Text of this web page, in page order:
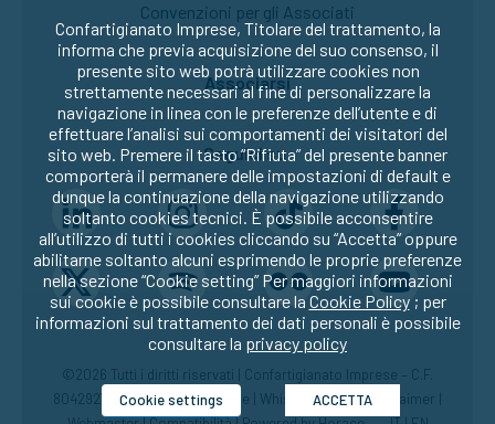
Convenzioni per gli Associati
Associarsi
Seguici su:
©2026 Tutti i diritti riservati | Confartigianato Imprese – C.F.
80429270582 |Privacy|Cookie Whistleblowing|Disclaimer
Confartigianato Imprese, Titolare del trattamento, la
informa che previa acquisizione del suo consenso, il
presente sito web potrà utilizzare cookies non
strettamente necessari al fine di personalizzare la
navigazione in linea con le preferenze dell’utente e di
effettuare l’analisi sui comportamenti dei visitatori del
sito web. Premere il tasto “Rifiuta” del presente banner
comporterà il permanere delle impostazioni di default e
dunque la continuazione della navigazione utilizzando
soltanto cookies tecnici. È possibile acconsentire
all’utilizzo di tutti i cookies cliccando su “Accetta” oppure
abilitarne soltanto alcuni esprimendo le proprie preferenze
nella sezione “Cookie setting” Per maggiori informazioni
sui cookie è possibile consultare la Cookie Policy; per
informazioni sul trattamento dei dati personali è possibile
consultare la privacy policy
Cookie settings ACCETTA